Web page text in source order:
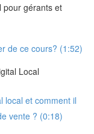
pour gérants et
de ce cours? (1:52)
Local
local et comment il
vente ? (0:18)